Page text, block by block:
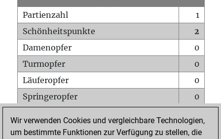
Partienzahl
1
Schönheitspunkte
2
Damenopfer
0
Turmopfer
0
Läuferopfer
0
Springeropfer
0
Matt auf vollem Brett
0
Wir verwenden Cookies und vergleichbare Technologien,
um bestimmte Funktionen zur Verfügung zu stellen, die